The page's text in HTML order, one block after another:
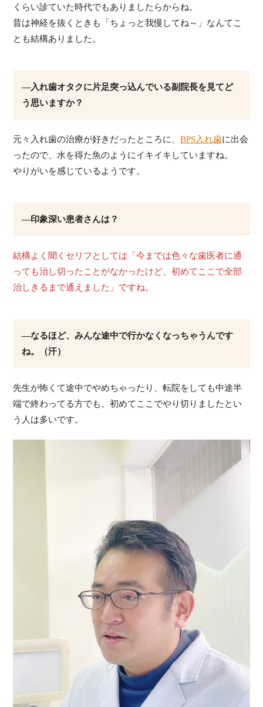
くらい診ていた時代でもありましたらからね。
昔は神経を抜くときも「ちょっと我慢してね～」なんてこ
とも結構ありました。
―入れ歯オタクに片足突っ込んでいる副院長を見てど
う思いますか？
元々入れ歯の治療が好きだったところに、BPS入れ歯に出会
ったので、水を得た魚のようにイキイキしていますね。
やりがいを感じているようです。
―印象深い患者さんは？
結構よく聞くセリフとしては「今までは色々な歯医者に通
っても治し切ったことがなかったけど、初めてここで全部
治しきるまで通えました」ですね。
―なるほど、みんな途中で行かなくなっちゃうんです
ね。（汗）
先生が怖くて途中でやめちゃったり、転院をしても中途半
端で終わってる方でも、初めてここでやり切りましたとい
う人は多いです。